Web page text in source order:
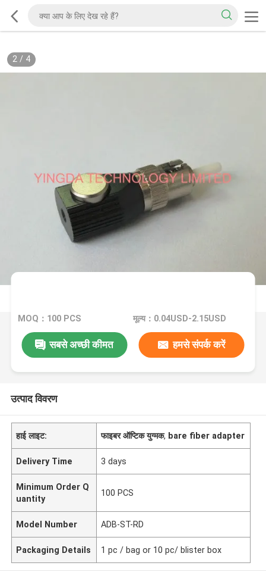
2/ 4
MOQ：100 PCS मूल्य：0.04USD-2.15USD
सबसे अच्छी कीमत हमसे संपर्क करें
उत्पाद विवरण
हाई लाइट: फाइबर ऑप्टिक युग्मक, bare fiber adapter
Delivery Time 3 days
Minimum Order Q
uantity
100 PCS
Model Number ADB-ST-RD
Packaging Details 1 pc / bag or 10 pc/ blister box